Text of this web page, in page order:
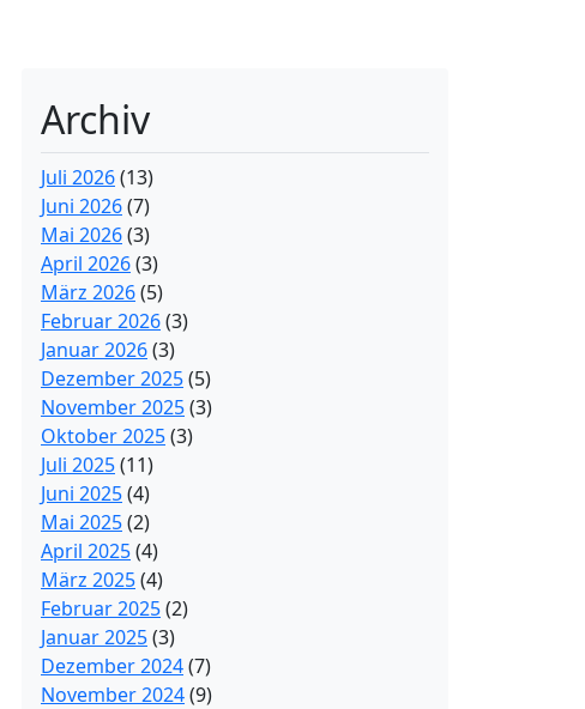
Archiv
Juli 2026(13)
Juni 2026(7)
Mai 2026(3)
April 2026(3)
März 2026(5)
Februar 2026(3)
Januar 2026(3)
Dezember 2025(5)
November 2025(3)
Oktober 2025(3)
Juli 2025(11)
Juni 2025(4)
Mai 2025(2)
April 2025(4)
März 2025(4)
Februar 2025(2)
Januar 2025(3)
Dezember 2024(7)
November 2024(9)